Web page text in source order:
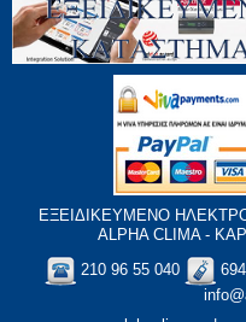
ΕΞΕΙΔΙΚΕΥΜΕΝΟ
ALPHA CLIMA -
210 96 55 040